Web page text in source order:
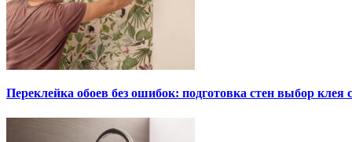
Переклейка обоев без ошибок: подготовка стен выбор клея